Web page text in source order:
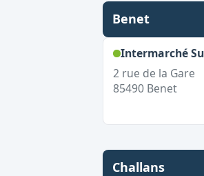
Benet
Intermarché
2 rue de la Gare
85490 Benet
Challans